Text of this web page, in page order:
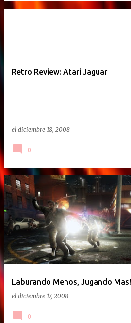
Retro Review: Atari Jaguar
el diciembre 18, 2008
0
Laburando Menos, Jugando Mas!
el diciembre 17, 2008
0